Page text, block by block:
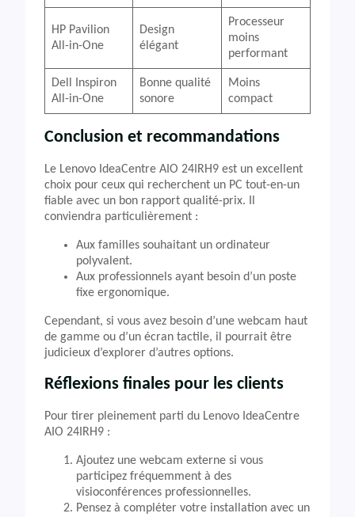
HP Pavilion
All-in-One
Design
élégant
Processeur
moins
performant
Dell Inspiron
All-in-One
Bonne qualité
sonore
Moins
compact
Conclusion et recommandations
Le Lenovo IdeaCentre AIO 24IRH9 est un excellent
choix pour ceux qui recherchent un PC tout-en-un
fiable avec un bon rapport qualité-prix. Il
conviendra particulièrement :
Aux familles souhaitant un ordinateur
polyvalent.
Aux professionnels ayant besoin d’un poste
fixe ergonomique.
Cependant, si vous avez besoin d’une webcam haut
de gamme ou d’un écran tactile, il pourrait être
judicieux d’explorer d’autres options.
Réflexions finales pour les clients
Pour tirer pleinement parti du Lenovo IdeaCentre
AIO 24IRH9 :
Ajoutez une webcam externe si vous
participez fréquemment à des
visioconférences professionnelles.
Pensez à compléter votre installation avec un